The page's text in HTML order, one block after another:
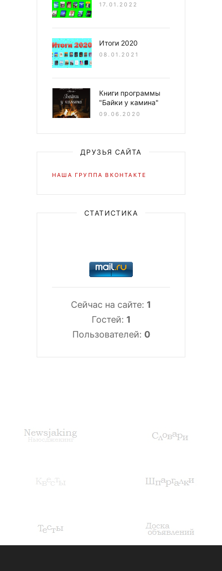
17.01.2022
Итоги 2020
08.01.2021
Книги программы
"Байки у камина"
09.06.2020
ДРУЗЬЯ САЙТА
НАША ГРУППА ВКОНТАКТЕ
СТАТИСТИКА
Сейчас на сайте: 1
Гостей: 1
Пользователей: 0